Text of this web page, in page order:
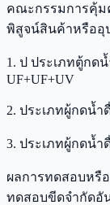
คณะกรรมการคุ้ม
พิสูจน์สินค้าหรืออุ
1. ป ประเภทตู้กด
UF+UF+UV
2. ประเภทผู้กดน้ำ
3. ประเภทผู้กดน้ำ
ผลการทดสอบหรื
ทดสอบขีดจำกัดอั